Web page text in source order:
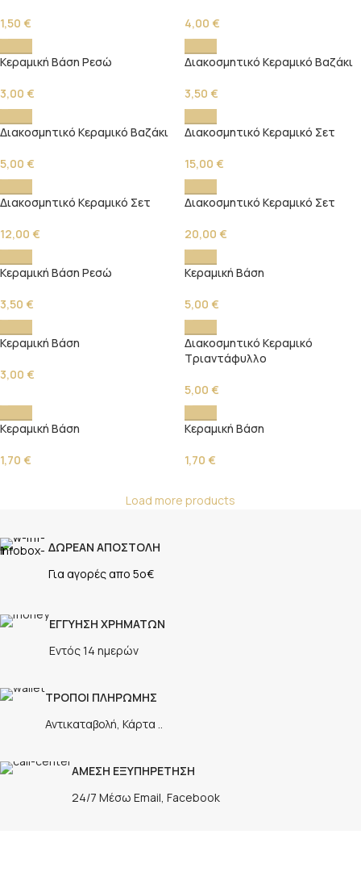
1,50 € 4,00 €
Κεραμική Βάση Ρεσώ
3,00 €
Διακοσμητικό Κεραμικό Βαζάκι
3,50 €
Διακοσμητικό Κεραμικό Βαζάκι
5,00 €
Διακοσμητικό Κεραμικό Σετ
15,00 €
Διακοσμητικό Κεραμικό Σετ
12,00 €
Διακοσμητικό Κεραμικό Σετ
20,00 €
Κεραμική Βάση Ρεσώ
3,50 €
Κεραμική Βάση
5,00 €
Κεραμική Βάση
3,00 €
Διακοσμητικό Κεραμικό
Τριαντάφυλλο
5,00 €
Κεραμική Βάση
1,70 €
Κεραμική Βάση
1,70 €
Load more products
ΔΩΡΕΑΝ ΑΠΟΣΤΟΛΗ
Για αγορές απο 5ο€
ΕΓΓΥΗΣΗ ΧΡΗΜΑΤΩΝ
Εντός 14 ημερών
ΤΡΟΠΟΙ ΠΛΗΡΩΜΗΣ
Αντικαταβολή, Κάρτα ..
ΑΜΕΣΗ ΕΞΥΠΗΡΕΤΗΣΗ
24/7 Μέσω Email, Facebook